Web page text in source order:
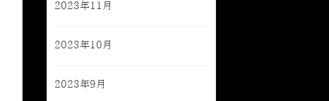
2023年11月
2023年10月
2023年9月